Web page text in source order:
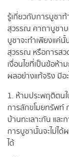
รู้เกี่ยวกับการบูชา
สุวรรณ คาถาบูชาบ
บูชาจะทำเพียงแค่นั้
สุวรรณ หรือการสว
เงื่อนไขที่เป็นข้อห้า
ผลอย่างแท้จริง มีอ
1. ห้ามประพฤติตน
การลักขโมยทรัพท์
บ้านทะเลาะกัน และ
การบูชานั้นจะไม่ได้
ได้